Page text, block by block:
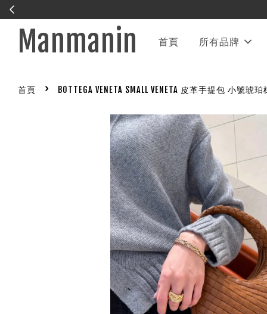
Manmanin 首頁 所有品牌
首頁 › BOTTEGA VENETA SMALL VENETA 皮革手提包 小號琥珀